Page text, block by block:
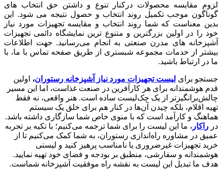
لزوم مقایسه محصولات درکنار تنوع و داشتن حق انتخاب های
گوناگون موجب تکمیل روند انتخاب و حصول نتیجه می شود. این
بدین معناست که شما روند انتخاب و مقایسه تجهیزات مورد نیاز
خود را در اولین بزرگترین و متنوع ترین نمایشگاه دائمی تجهیزات
آشپزخانه های مدرن صنعتی به انجام می‌رسانید. جهت اطلاعات
بیشتر از خدمات مجموعه شبستری از طریق صفحه تماس با ما، با
ما در ارتباط باشید.
جستجو برای لیست تجهیزات مورد نیاز آشپزخانه رستوران، اولین
قدم هوشمندانه برای هر کارآفرین در صنعت غذاست، اما این مسیر
چالش‌برانگیزتر از یک چک‌لیست ساده است. هنر واقعی، نه فقط
تهیه اقلام، بلکه چیدن آن‌ها در کنار هم برای خلق یک سیستم
هماهنگ و کارآمد است که با منوی خاص شما سازگاری داشته باشد.
در راکار ، ما این لیست را برای شما ترجمه می‌کنیم؛ با تکیه بر تجربه
عمیق در مشاوره راه‌اندازی رستوران، به شما کمک می‌کنیم تا از
خرید تجهیزات غیرضروری یا نامناسب پرهیز کنید و لیستی
هوشمندانه و سفارشی، منطبق بر بودجه و فضای خود تهیه نمایید.
هدف ما تبدیل این لیست به نقشه راه موفقیت آشپزخانه شماست.